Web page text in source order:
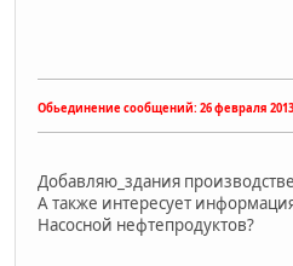
Обьединение сообщений: 26 февраля
Добавляю_здания
А также интересует
Насосной нефтепродуктов?